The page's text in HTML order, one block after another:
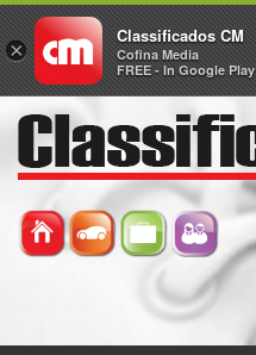
×
Classificados CM
Cofina Media
FREE - In Google Play